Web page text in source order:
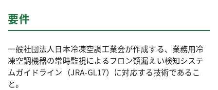
要件
一般社団法人日本冷凍空調工業会が作成する、業務用冷
凍空調機器の常時監視によるフロン類漏えい検知システ
ムガイドライン（JRA-GL17）に対応する技術であるこ
と。